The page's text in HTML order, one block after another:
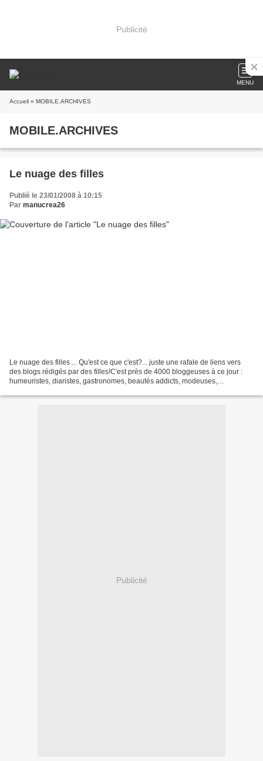
Publicité
MENU
Accueil » MOBILE.ARCHIVES
MOBILE.ARCHIVES
Le nuage des filles
Publié le 23/01/2008 à 10:15
Par manucrea26
Le nuage des filles ... Qu'est ce que c'est?... juste une rafale de liens vers
des blogs rédigés par des filles!C'est près de 4000 bloggeuses à ce jour :
humeuristes, diaristes, gastronomes, beautés addicts, modeuses,
Publicité